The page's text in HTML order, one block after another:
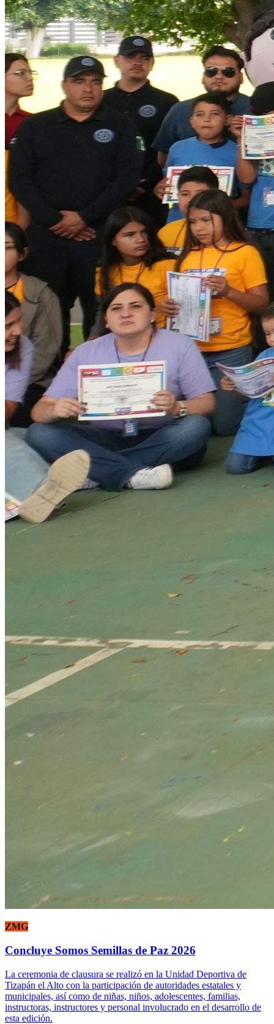
ZMG
Concluye Somos Semillas de Paz 2026
La ceremonia de clausura se realizó en la Unidad Deportiva de
Tizapán el Alto con la participación de autoridades estatales y
municipales, así como de niñas, niños, adolescentes, familias,
instructoras, instructores y personal involucrado en el desarrollo de
esta edición.